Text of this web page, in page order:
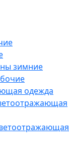
зимние
одежда